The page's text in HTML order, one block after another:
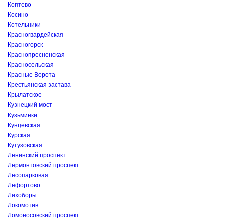
Коптево
Косино
Котельники
Красногвардейская
Красногорск
Краснопресненская
Красносельская
Красные Ворота
Крестьянская застава
Крылатское
Кузнецкий мост
Кузьминки
Кунцевская
Курская
Кутузовская
Ленинский проспект
Лермонтовский проспект
Лесопарковая
Лефортово
Лихоборы
Локомотив
Ломоносовский проспект